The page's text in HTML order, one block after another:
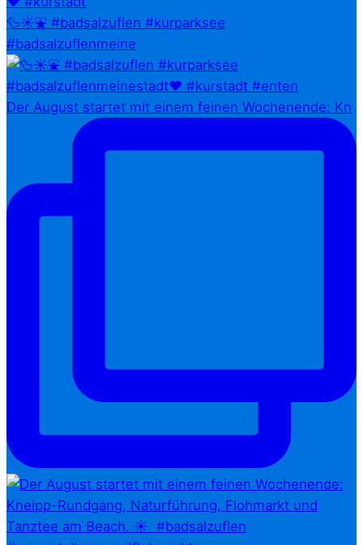
🦆☀️⛲ #badsalzuflen #kurparksee
#badsalzuflenmeine
Der August startet mit einem feinen Wochenende: Kn